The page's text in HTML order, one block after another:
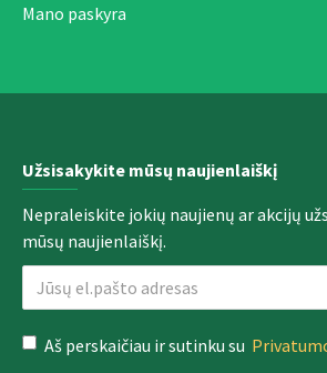
Mano paskyra
Užsisakykite mūsų naujienlaiškį
Nepraleiskite jokių naujienų ar akcijų
mūsų naujienlaiškį.
Aš perskaičiau ir sutinku su